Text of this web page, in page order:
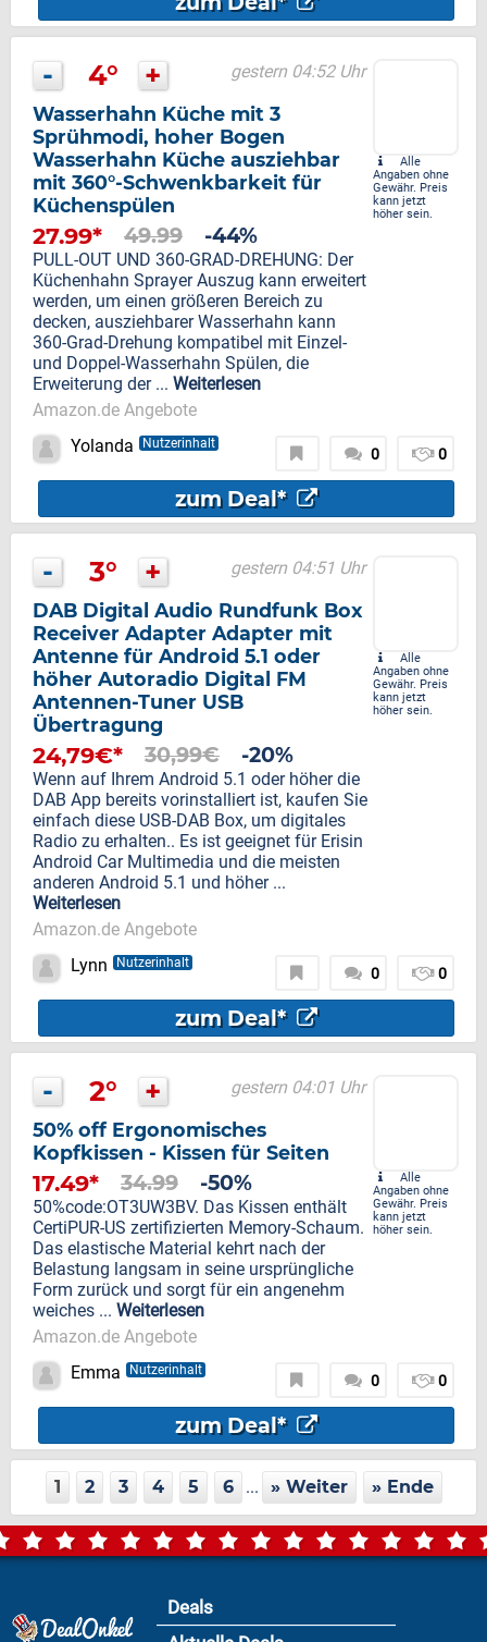
- 4° + gestern 04:52 Uhr
Wasserhahn Küche mit 3
Sprühmodi, hoher Bogen
Wasserhahn Küche ausziehbar
mit 360°-Schwenkbarkeit für
Küchenspülen
27.99* 49.99 -44%
PULL-OUT UND 360-GRAD-DREHUNG: Der
Küchenhahn Sprayer Auszug kann erweitert
werden, um einen größeren Bereich zu
decken, ausziehbarer Wasserhahn kann
360-Grad-Drehung kompatibel mit Einzel-
und Doppel-Wasserhahn Spülen, die
Erweiterung der ... Weiterlesen
Amazon.de Angebote
Alle
Angaben ohne
Gewähr. Preis
kann jetzt
höher sein.
Yolanda Nutzerinhalt
0 0
zum Deal*
- 3° + gestern 04:51 Uhr
DAB Digital Audio Rundfunk Box
Receiver Adapter Adapter mit
Antenne für Android 5.1 oder
höher Autoradio Digital FM
Antennen-Tuner USB
Übertragung
24,79€* 30,99€ -20%
Wenn auf Ihrem Android 5.1 oder höher die
DAB App bereits vorinstalliert ist, kaufen Sie
einfach diese USB-DAB Box, um digitales
Radio zu erhalten.. Es ist geeignet für Erisin
Android Car Multimedia und die meisten
anderen Android 5.1 und höher ...
Weiterlesen
Amazon.de Angebote
Alle
Angaben ohne
Gewähr. Preis
kann jetzt
höher sein.
Lynn Nutzerinhalt
0 0
zum Deal*
- 2° + gestern 04:01 Uhr
50% off Ergonomisches
Kopfkissen - Kissen für Seiten
17.49* 34.99 -50%
50%code:OT3UW3BV. Das Kissen enthält
CertiPUR-US zertifizierten Memory-Schaum.
Das elastische Material kehrt nach der
Belastung langsam in seine ursprüngliche
Form zurück und sorgt für ein angenehm
weiches ... Weiterlesen
Amazon.de Angebote
Alle
Angaben ohne
Gewähr. Preis
kann jetzt
höher sein.
Emma Nutzerinhalt
0 0
zum Deal*
1 2 3 4 5 6 ... » Weiter » Ende
Deals